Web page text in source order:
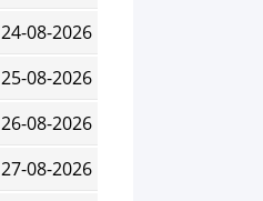
24-08-2026
25-08-2026
26-08-2026
27-08-2026